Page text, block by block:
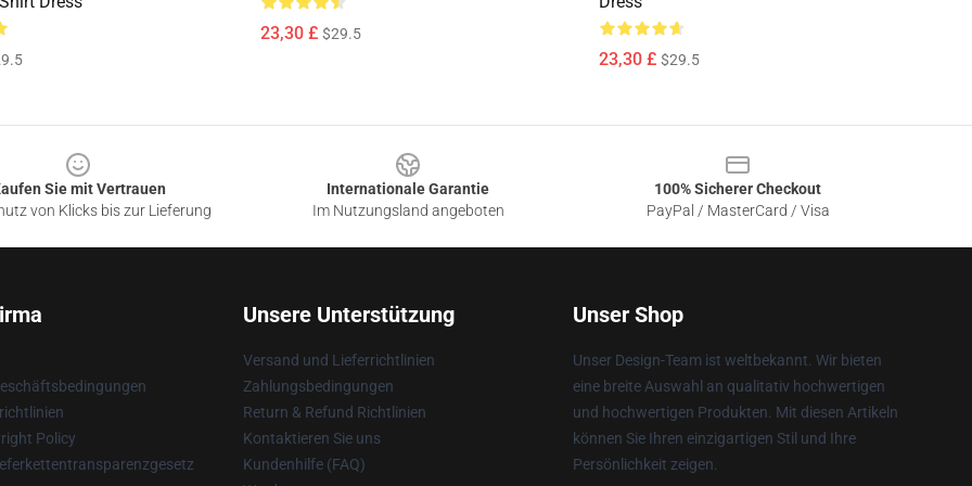
23,30 £ $29.5
23,30 £ $29.5
Sie mit Vertrauen
von Klicks bis zur Lieferung
Internationale Garantie
Im Nutzungsland angeboten
100% Sicherer Checkout
PayPal / MasterCard / Visa
Policy
Unsere Unterstützung
Versand und Lieferrichtlinien
Zahlungsbedingungen
Return & Refund Richtlinien
Kontaktieren Sie uns
Kundenhilfe (FAQ)
Unser Shop
Unser Design-Team ist weltbekannt. Wir bieten
eine breite Auswahl an qualitativ hochwertigen
und hochwertigen Produkten. Mit diesen Artikeln
können Sie Ihren einzigartigen Stil und Ihre
Persönlichkeit zeigen.